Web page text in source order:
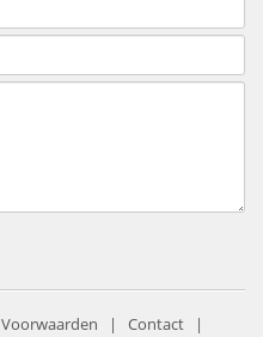
Voorwaarden | Contact |